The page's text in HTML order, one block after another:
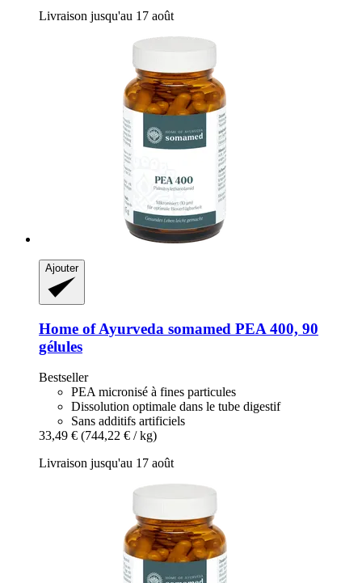
Livraison jusqu'au 17 août
Ajouter
Home of Ayurveda somamed PEA 400, 90
gélules
Bestseller
PEA micronisé à fines particules
Dissolution optimale dans le tube digestif
Sans additifs artificiels
33,49 € (744,22 € / kg)
Livraison jusqu'au 17 août